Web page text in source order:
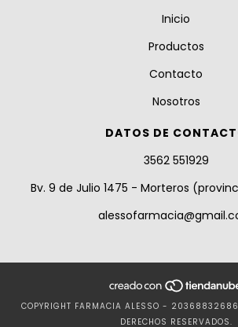
Inicio
Productos
Contacto
Nosotros
DATOS DE
3562 551929
Bv. 9 de Julio 1475 - Morteros
COPYRIGHT FARMACIA ALESSO -
DERECHOS RESERVADOS.